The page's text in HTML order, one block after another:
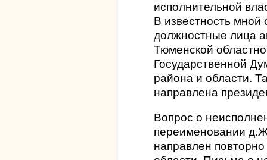
исполнительной
В известность
должностные лица
Тюменской
Государственной
района и области.
направлена
Вопрос о
переименовании
направлен